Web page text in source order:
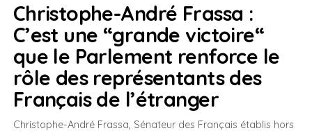
Christophe-André Frassa :
C’est une “grande victoire“
que le Parlement renforce le
rôle des représentants des
Français de l’étranger
Christophe-André Frassa, Sénateur des Français établis hors